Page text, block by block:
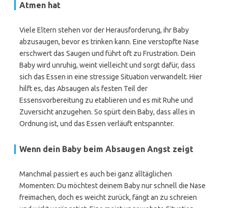
Atmen hat
Viele Eltern stehen vor der Herausforderung, ihr Baby
abzusaugen, bevor es trinken kann. Eine verstopfte Nase
erschwert das Saugen und führt oft zu Frustration. Dein
Baby wird unruhig, weint vielleicht und sorgt dafür, dass
sich das Essen in eine stressige Situation verwandelt. Hier
hilft es, das Absaugen als festen Teil der
Essensvorbereitung zu etablieren und es mit Ruhe und
Zuversicht anzugehen. So spürt dein Baby, dass alles in
Ordnung ist, und das Essen verläuft entspannter.
Wenn dein Baby beim Absaugen Angst zeigt
Manchmal passiert es auch bei ganz alltäglichen
Momenten: Du möchtest deinem Baby nur schnell die Nase
freimachen, doch es weicht zurück, fängt an zu schreien